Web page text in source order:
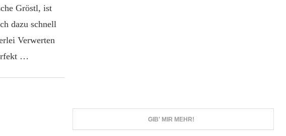
Gröstl, ist
dazu schnell
Verwerten
…
GIB' MIR MEHR!